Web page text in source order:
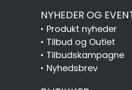
NYHEDER OG
• Produkt nyheder
• Tilbud og Outlet
• Tilbudskampagne
• Nyhedsbrev